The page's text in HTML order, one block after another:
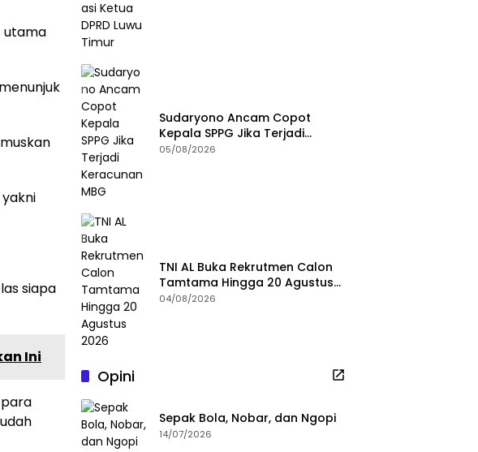
utama
siapa
Ini
Sudaryono Ancam Copot
Kepala SPPG Jika Terjadi
Keracunan MBG
05/08/2026
TNI AL Buka Rekrutmen Calon
Tamtama Hingga 20 Agustus
2026
04/08/2026
Opini
Sepak Bola, Nobar, dan Ngopi
14/07/2026